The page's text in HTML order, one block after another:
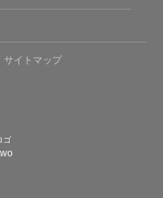
サイトマップ